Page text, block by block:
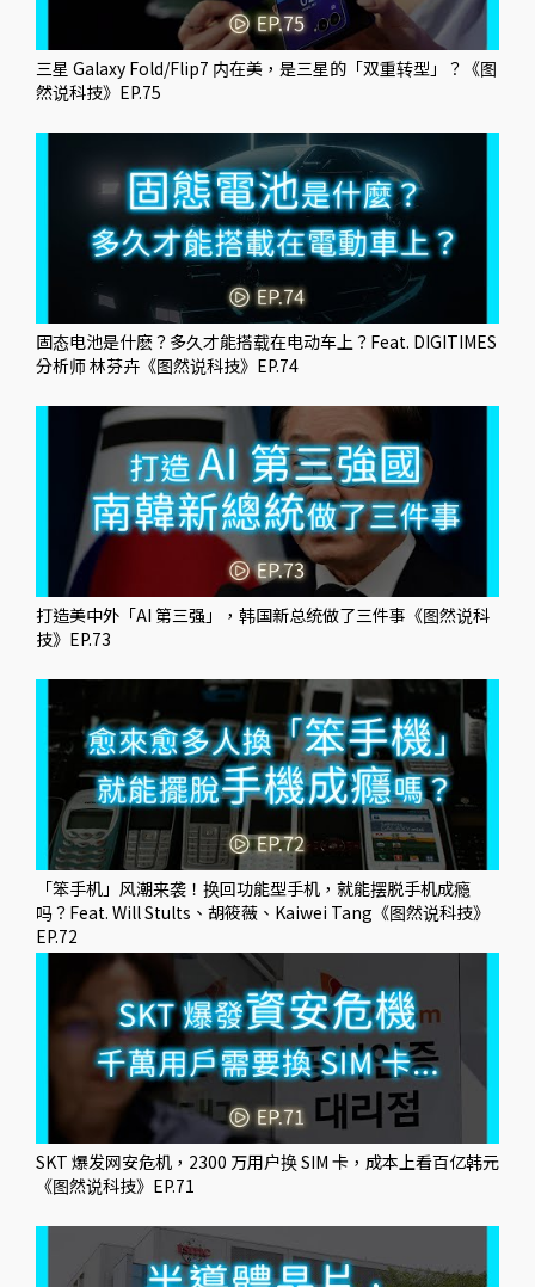
三星 Galaxy Fold/Flip7 内在美，是三星的「双重转型」？《图
然说科技》EP.75
固态电池是什麽？多久才能搭载在电动车上？Feat. DIGITIMES
分析师 林芬卉《图然说科技》EP.74
打造美中外「AI 第三强」，韩国新总统做了三件事《图然说科
技》EP.73
「笨手机」风潮来袭！换回功能型手机，就能摆脱手机成瘾
吗？Feat. Will Stults、胡筱薇、Kaiwei Tang《图然说科技》
EP.72
SKT 爆发网安危机，2300 万用户换 SIM 卡，成本上看百亿韩元
《图然说科技》EP.71